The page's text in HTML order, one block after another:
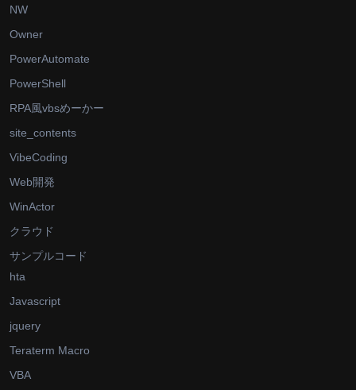
NW
Owner
PowerAutomate
PowerShell
RPA風vbsめーかー
site_contents
VibeCoding
Web開発
WinActor
クラウド
サンプルコード
hta
Javascript
jquery
Teraterm Macro
VBA